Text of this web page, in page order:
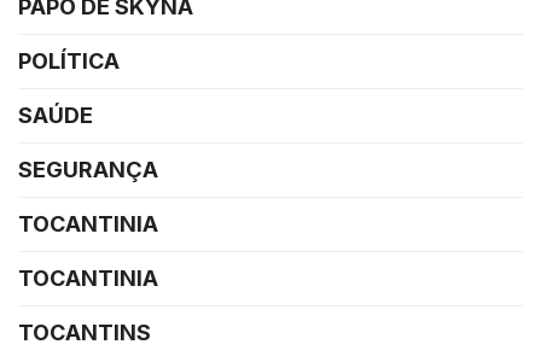
PAPO DE SKYNA
POLÍTICA
SAÚDE
SEGURANÇA
TOCANTINIA
TOCANTINIA
TOCANTINS